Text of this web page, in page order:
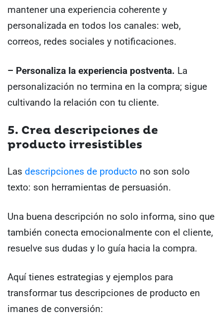
mantener una experiencia coherente y
personalizada en todos los canales: web,
correos, redes sociales y notificaciones.
– Personaliza la experiencia postventa. La
personalización no termina en la compra; sigue
cultivando la relación con tu cliente.
5. Crea descripciones de
producto irresistibles
Las descripciones de producto no son solo
texto: son herramientas de persuasión.
Una buena descripción no solo informa, sino que
también conecta emocionalmente con el cliente,
resuelve sus dudas y lo guía hacia la compra.
Aquí tienes estrategias y ejemplos para
transformar tus descripciones de producto en
imanes de conversión: